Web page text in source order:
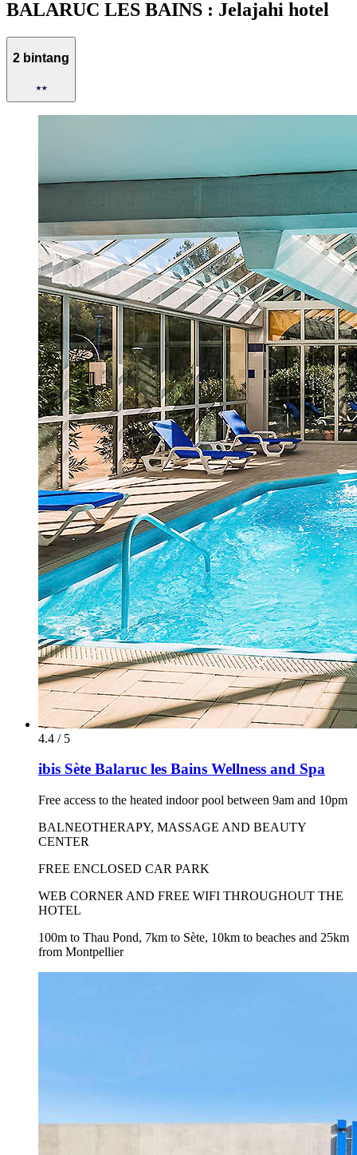
BALARUC LES BAINS : Jelajahi hotel
2 bintang
4.4 / 5
ibis Sète Balaruc les Bains Wellness and Spa
Free access to the heated indoor pool between 9am and 10pm
BALNEOTHERAPY, MASSAGE AND BEAUTY
CENTER
FREE ENCLOSED CAR PARK
WEB CORNER AND FREE WIFI THROUGHOUT THE
HOTEL
100m to Thau Pond, 7km to Sète, 10km to beaches and 25km
from Montpellier